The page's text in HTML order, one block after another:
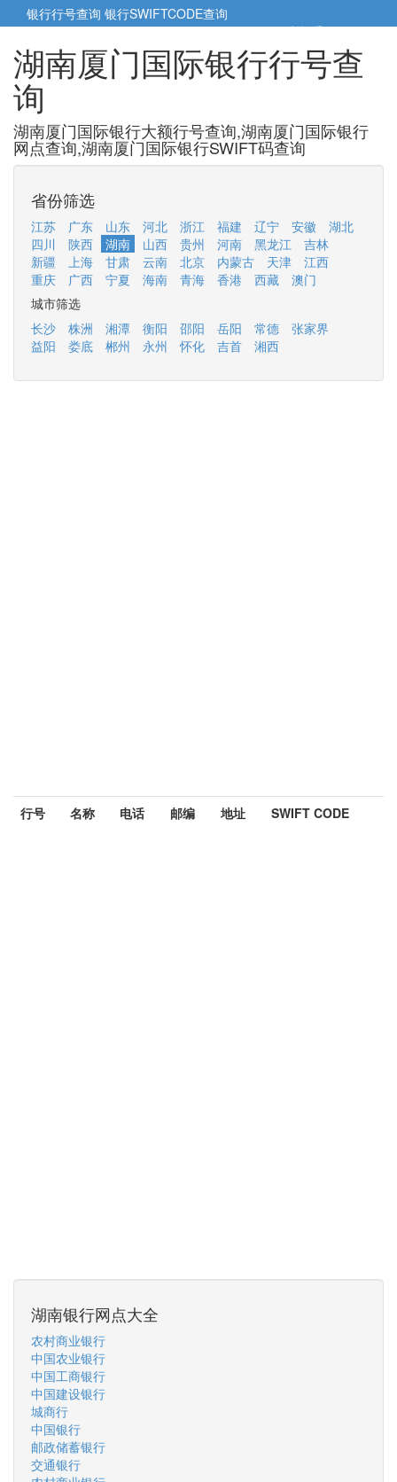
银行行号查询 银行SWIFTCODE查询
5cm小帮手5cm.cn
湖南厦门国际银行行号查
询
湖南厦门国际银行大额行号查询,湖南厦门国际银行
网点查询,湖南厦门国际银行SWIFT码查询
省份筛选
江苏 广东 山东 河北 浙江 福建 辽宁 安徽
湖北
四川
陕西 湖南 山西 贵州 河南 黑龙江
吉林
新疆
上海 甘肃 云南 北京 内蒙古 天津
江西
重庆
广西 宁夏 海南 青海 香港 西藏
澳门
城市筛选
长沙
株洲 湘潭 衡阳 邵阳 岳阳 常德
张家界
益阳
娄底 郴州 永州 怀化 吉首 湘西
行号 名称 电话 邮编 地址 SWIFT CODE
湖南银行网点大全
农村商业银行
中国农业银行
中国工商银行
中国建设银行
城商行
中国银行
邮政储蓄银行
交通银行